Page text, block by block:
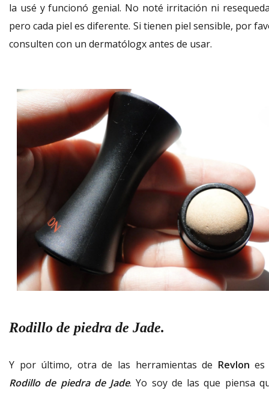
la usé y funcionó genial. No noté irritación ni
pero cada piel es diferente. Si tienen piel sensible, por
consulten con un dermatólogx antes de usar.
Rodillo de piedra de Jade.
Y por último, otra de las herramientas de Revlon es
Rodillo de piedra de Jade. Yo soy de las que piensa